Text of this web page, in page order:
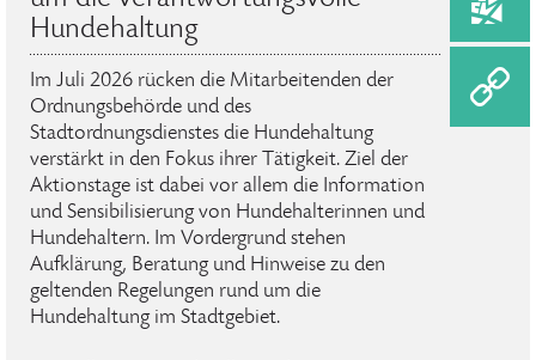
Hundehaltung
Im Juli 2026 rücken die Mitarbeitenden der
Ordnungsbehörde und des
Stadtordnungsdienstes die Hundehaltung
verstärkt in den Fokus ihrer Tätigkeit. Ziel der
Aktionstage ist dabei vor allem die Information
und Sensibilisierung von Hundehalterinnen und
Hundehaltern. Im Vordergrund stehen
Aufklärung, Beratung und Hinweise zu den
geltenden Regelungen rund um die
Hundehaltung im Stadtgebiet.